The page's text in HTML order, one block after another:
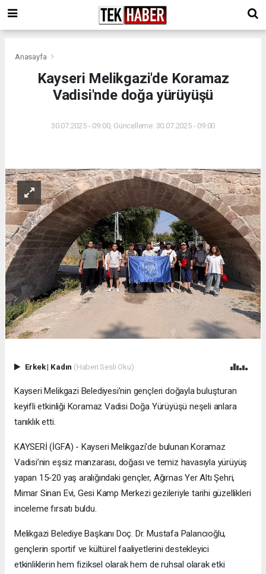
Anasayfa
Kayseri Melikgazi'de Koramaz
Vadisi'nde doğa yürüyüşü
30.07.2025 - 09:00, Güncelleme: 30.07.2025 - 09:00
Erkek| Kadın (Haberi Sesli Oku)
Kayseri Melikgazi Belediyesi’nin gençleri doğayla buluşturan
keyifli etkinliği Koramaz Vadisi Doğa Yürüyüşü neşeli anlara
tanıklık etti.
KAYSERİ (İGFA) - Kayseri Melikgazi'de bulunan Koramaz
Vadisi’nin eşsiz manzarası, doğası ve temiz havasıyla yürüyüş
yapan 15-20 yaş aralığındaki gençler, Ağırnas Yer Altı Şehri,
Mimar Sinan Evi, Gesi Kamp Merkezi gezileriyle tarihi güzellikleri
inceleme fırsatı buldu.
Melikgazi Belediye Başkanı Doç. Dr. Mustafa Palancıoğlu,
gençlerin sportif ve kültürel faaliyetlerini destekleyici
etkinliklerin hem fiziksel olarak hem de ruhsal olarak etki